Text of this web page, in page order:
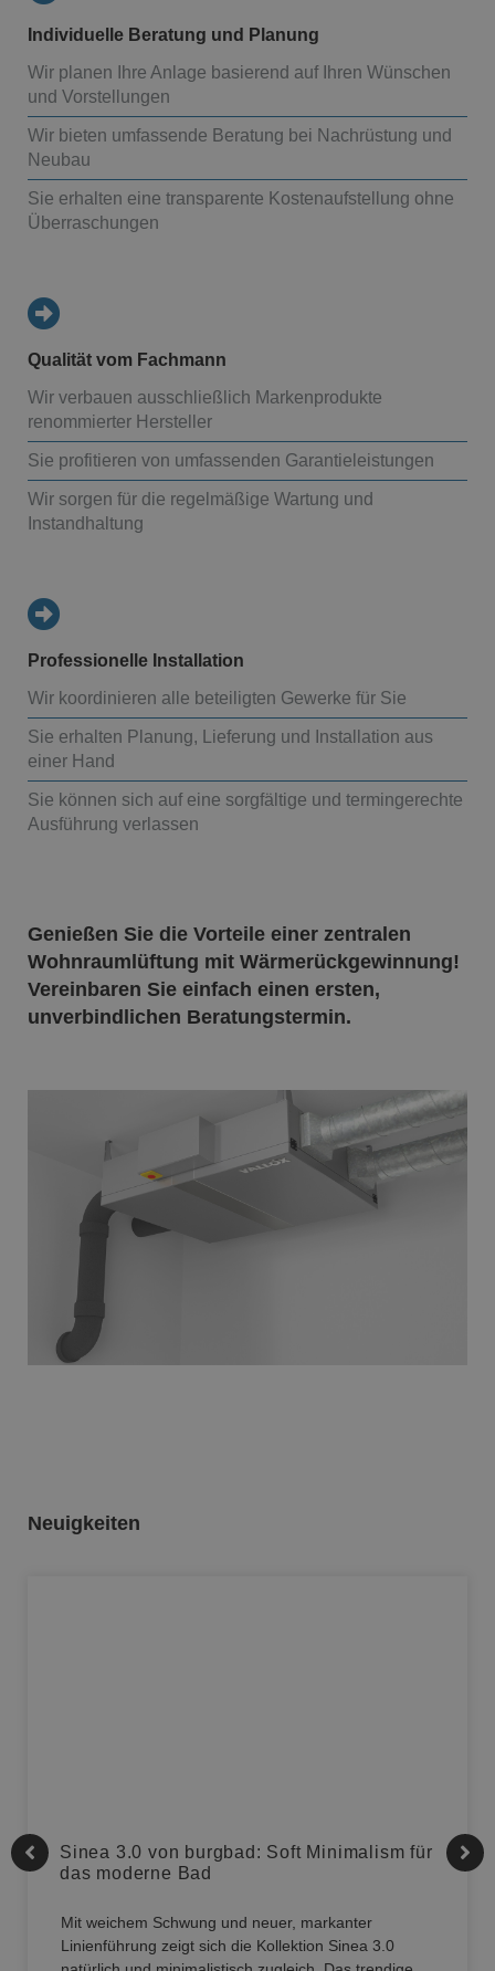
Individuelle Beratung und Planung
Wir planen Ihre Anlage basierend auf Ihren Wünschen
und Vorstellungen
Wir bieten umfassende Beratung bei Nachrüstung und
Neubau
Sie erhalten eine transparente Kostenaufstellung ohne
Überraschungen
Qualität vom Fachmann
Wir verbauen ausschließlich Markenprodukte
renommierter Hersteller
Sie profitieren von umfassenden Garantieleistungen
Wir sorgen für die regelmäßige Wartung und
Instandhaltung
Professionelle Installation
Wir koordinieren alle beteiligten Gewerke für Sie
Sie erhalten Planung, Lieferung und Installation aus
einer Hand
Sie können sich auf eine sorgfältige und termingerechte
Ausführung verlassen
Genießen Sie die Vorteile einer zentralen
Wohnraumlüftung mit Wärmerückgewinnung!
Vereinbaren Sie einfach einen ersten,
unverbindlichen Beratungstermin.
Neuigkeiten
Sinea 3.0 von burgbad: Soft Minimalism für
das moderne Bad
Mit weichem Schwung und neuer, markanter
Linienführung zeigt sich die Kollektion Sinea 3.0